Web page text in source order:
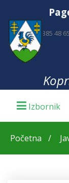
+385 48
Početna